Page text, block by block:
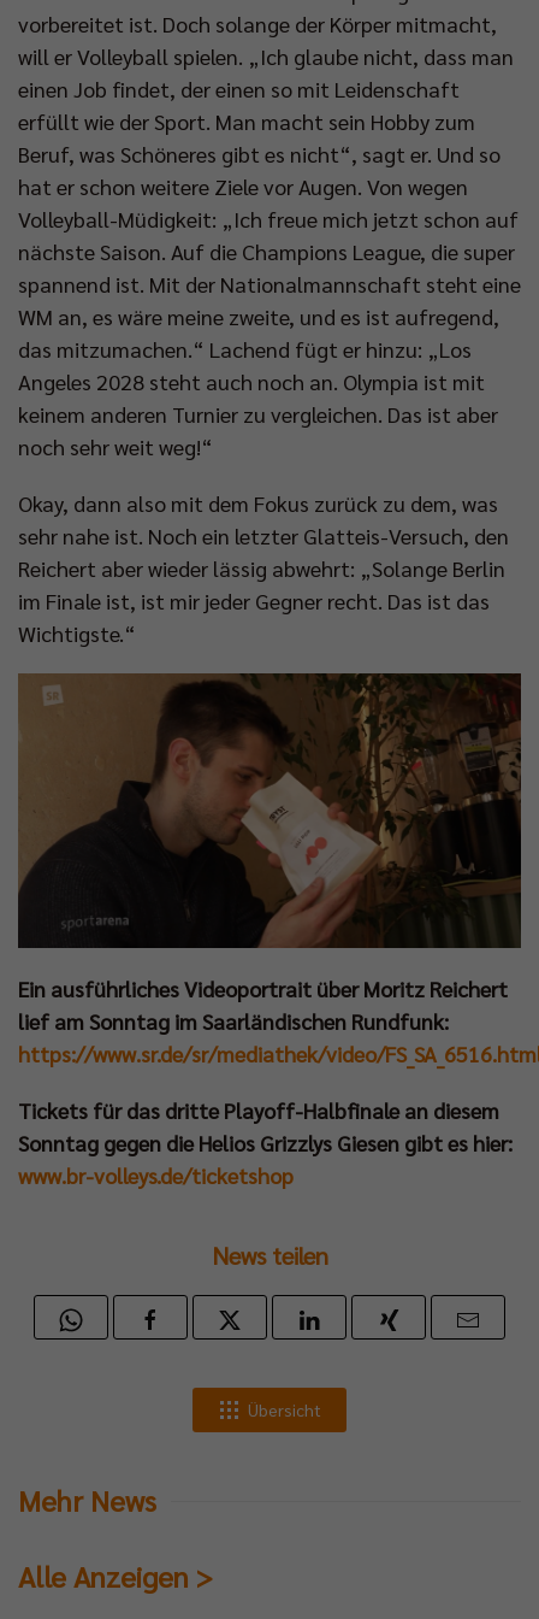
vorbereitet ist. Doch solange der Körper mitmacht,
will er Volleyball spielen. „Ich glaube nicht, dass man
einen Job findet, der einen so mit Leidenschaft
erfüllt wie der Sport. Man macht sein Hobby zum
Beruf, was Schöneres gibt es nicht“, sagt er. Und so
hat er schon weitere Ziele vor Augen. Von wegen
Volleyball-Müdigkeit: „Ich freue mich jetzt schon auf
nächste Saison. Auf die Champions League, die super
spannend ist. Mit der Nationalmannschaft steht eine
WM an, es wäre meine zweite, und es ist aufregend,
das mitzumachen.“ Lachend fügt er hinzu: „Los
Angeles 2028 steht auch noch an. Olympia ist mit
keinem anderen Turnier zu vergleichen. Das ist aber
noch sehr weit weg!“
Okay, dann also mit dem Fokus zurück zu dem, was
sehr nahe ist. Noch ein letzter Glatteis-Versuch, den
Reichert aber wieder lässig abwehrt: „Solange Berlin
im Finale ist, ist mir jeder Gegner recht. Das ist das
Wichtigste.“
Ein ausführliches Videoportrait über Moritz Reichert
lief am Sonntag im Saarländischen Rundfunk:
https://www.sr.de/sr/mediathek/video/
Tickets für das dritte Playoff-Halbfinale an diesem
Sonntag gegen die Helios Grizzlys Giesen gibt es hier:
www.br-volleys.de/ticketshop
News teilen
Übersicht
Mehr News
Alle Anzeigen >